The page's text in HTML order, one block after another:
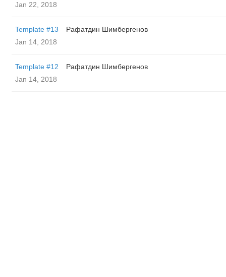
Jan 22, 2018
Template #13
Рафатдин Шимбергенов
Jan 14, 2018
Template #12
Рафатдин Шимбергенов
Jan 14, 2018